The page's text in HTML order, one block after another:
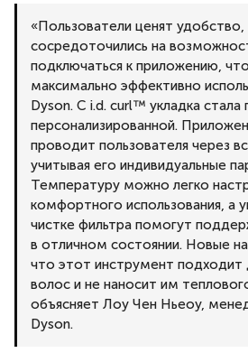
«Пользователи ценят
сосредоточились на
подключаться к приложению,
максимально эффективно
Dyson. С i.d. curl™ укладка
персонализированной.
проводит пользователя через
учитывая его индивидуальные
Температуру можно легко
комфортного использования, а
чистке фильтра помогут
в отличном состоянии. Новые
что этот инструмент подходит
волос и не наносит им
объясняет Лоу Чен Ньеоу,
Dyson.